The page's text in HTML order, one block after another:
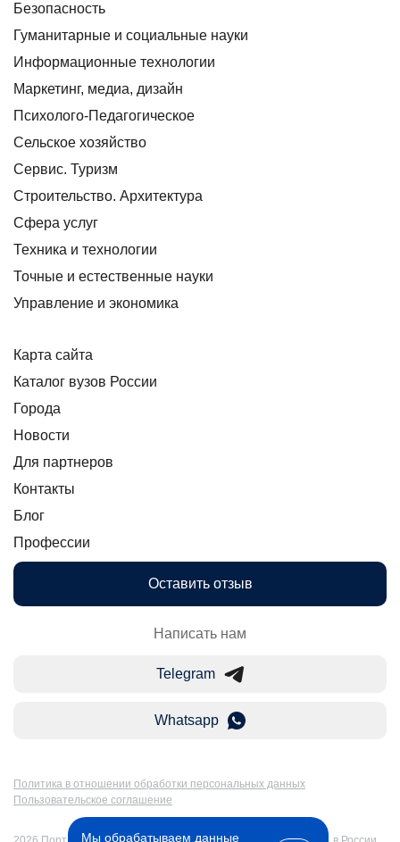
Безопасность
Гуманитарные и социальные науки
Информационные технологии
Маркетинг, медиа, дизайн
Психолого-Педагогическое
Сельское хозяйство
Сервис. Туризм
Строительство. Архитектура
Сфера услуг
Техника и технологии
Точные и естественные науки
Управление и экономика
Карта сайта
Каталог вузов России
Города
Новости
Для партнеров
Контакты
Блог
Профессии
Оставить отзыв
Написать нам
Telegram
Whatsapp
Политика в отношении обработки персональных данных
Пользовательское соглашение
Мы обрабатываем данные